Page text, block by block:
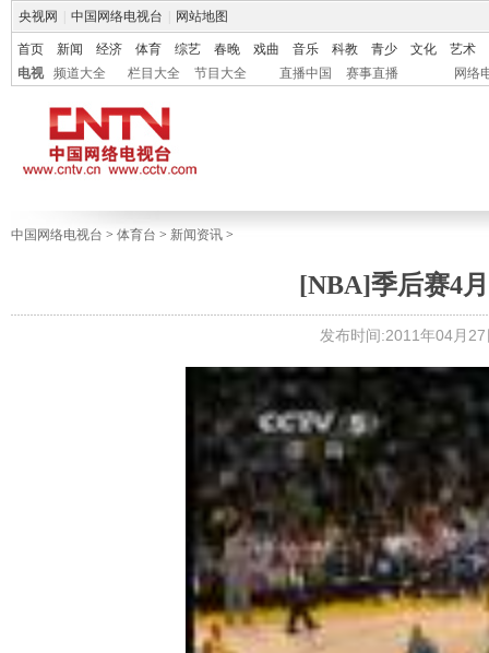
央视网 中国网络电视台 网站地图
首页 新闻 经济 体育 综艺 春晚 戏曲 音乐 科教 青少 文化
艺术
电视
频道大全 栏目大全 节目大全 直播中国 赛事直播 网络
中国网络电视台 > 体育台 > 新闻资讯 >
[NBA]季后赛4
发布时间:2011年04月